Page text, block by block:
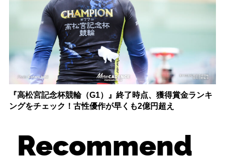
『高松宮記念杯競輪（G1）』終了時点、獲得賞金ランキ
ングをチェック！古性優作が早くも2億円超え
Recommend